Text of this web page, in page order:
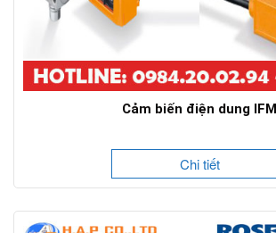
Cảm biến điện dung IFM
Chi tiết